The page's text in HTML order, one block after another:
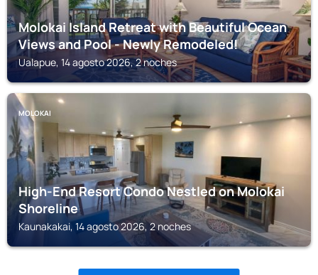
Molokai Island Retreat with Beautiful Ocean
Views and Pool - Newly Remodeled!
Ualapue, 14 agosto 2026, 2 noches
MOLOKAI
High-End Resort Condo Nestled on Molokai
Shoreline
Kaunakakai, 14 agosto 2026, 2 noches